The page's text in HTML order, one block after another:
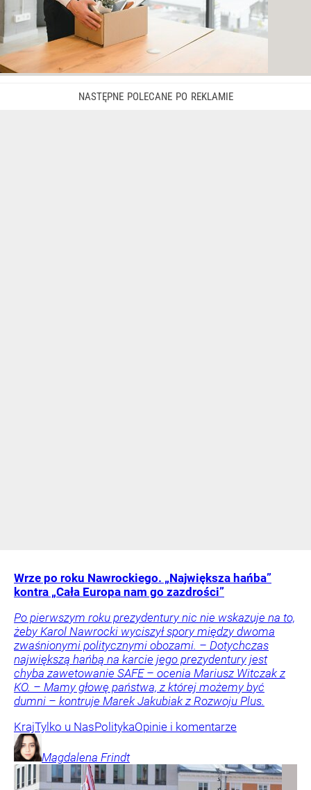
Wrze po roku Nawrockiego. „Największa hańba”
kontra „Cała Europa nam go zazdrości”
Po pierwszym roku prezydentury nic nie wskazuje na to,
żeby Karol Nawrocki wyciszył spory między dwoma
zwaśnionymi politycznymi obozami. – Dotychczas
największą hańbą na karcie jego prezydentury jest
chyba zawetowanie SAFE – ocenia Mariusz Witczak z
KO. – Mamy głowę państwa, z której możemy być
dumni – kontruje Marek Jakubiak z Rozwoju Plus.
KrajTylko u NasPolitykaOpinie i komentarze
Magdalena Frindt